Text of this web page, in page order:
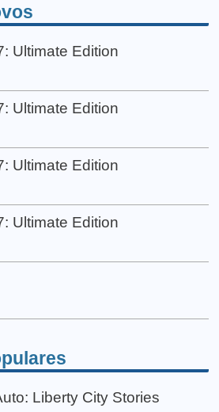
Ultimate Edition
Ultimate Edition
Ultimate Edition
Ultimate Edition
Liberty City Stories